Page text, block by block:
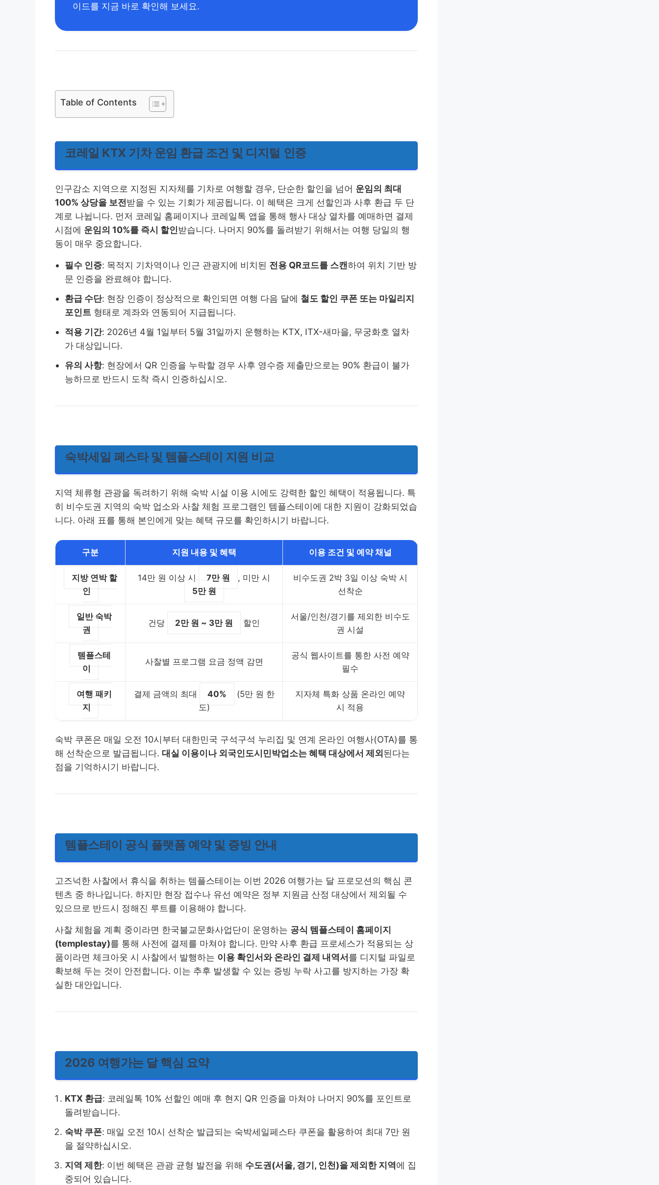
이드를 지금 바로 확인해 보세요.
Table of Contents
코레일 KTX 기차 운임 환급 조건 및 디지털 인증
인구감소 지역으로 지정된 지자체를 기차로 여행할 경우, 단순한 할인을 넘어 운임의 최대
100% 상당을 보전 받을 수 있는 기회가 제공됩니다. 이 혜택은 크게 선할인과 사후 환급 두 단
계로 나뉩니다. 먼저 코레일 홈페이지나 코레일톡 앱을 통해 행사 대상 열차를 예매하면 결제
시점에 운임의 10%를 즉시 할인받습니다. 나머지 90%를 돌려받기 위해서는 여행 당일의 행
동이 매우 중요합니다.
필수 인증: 목적지 기차역이나 인근 관광지에 비치된 전용 QR코드를 스캔하여 위치 기반 방
문 인증을 완료해야 합니다.
환급 수단: 현장 인증이 정상적으로 확인되면 여행 다음 달에 철도 할인 쿠폰 또는 마일리지
포인트 형태로 계좌와 연동되어 지급됩니다.
적용 기간: 2026년 4월 1일부터 5월 31일까지 운행하는 KTX, ITX-새마을, 무궁화호 열차
가 대상입니다.
유의 사항: 현장에서 QR 인증을 누락할 경우 사후 영수증 제출만으로는 90% 환급이 불가
능하므로 반드시 도착 즉시 인증하십시오.
숙박세일 페스타 및 템플스테이 지원 비교
지역 체류형 관광을 독려하기 위해 숙박 시설 이용 시에도 강력한 할인 혜택이 적용됩니다. 특
히 비수도권 지역의 숙박 업소와 사찰 체험 프로그램인 템플스테이에 대한 지원이 강화되었습
니다. 아래 표를 통해 본인에게 맞는 혜택 규모를 확인하시기 바랍니다.
구분 지원 내용 및 혜택 이용 조건 및 예약 채널
지방 연박 할
인
14만 원 이상 시 7만 원
, 미만 시
5만 원
비수도권 2박 3일 이상 숙박 시
선착순
일반 숙박
권
건당 2만 원 ~ 3만 원 할인
서울/인천/경기를 제외한 비수도
권 시설
템플스테
이
사찰별 프로그램 요금 정액 감면
공식 웹사이트를 통한 사전 예약
필수
여행 패키
지
결제 금액의 최대 40%
(5만 원 한
도)
지자체 특화 상품 온라인 예약
시 적용
숙박 쿠폰은 매일 오전 10시부터 대한민국 구석구석 누리집 및 연계 온라인 여행사(OTA)를 통
해 선착순으로 발급됩니다. 대실 이용이나 외국인도시민박업소는 혜택 대상에서 제외 된다는
점을 기억하시기 바랍니다.
템플스테이 공식 플랫폼 예약 및 증빙 안내
고즈넉한 사찰에서 휴식을 취하는 템플스테이는 이번 2026 여행가는 달 프로모션의 핵심 콘
텐츠 중 하나입니다. 하지만 현장 접수나 유선 예약은 정부 지원금 산정 대상에서 제외될 수
있으므로 반드시 정해진 루트를 이용해야 합니다.
사찰 체험을 계획 중이라면 한국불교문화사업단이 운영하는 공식 템플스테이 홈페이지
(templestay)를 통해 사전에 결제를 마쳐야 합니다. 만약 사후 환급 프로세스가 적용되는 상
품이라면 체크아웃 시 사찰에서 발행하는 이용 확인서와 온라인 결제 내역서 를 디지털 파일로
확보해 두는 것이 안전합니다. 이는 추후 발생할 수 있는 증빙 누락 사고를 방지하는 가장 확
실한 대안입니다.
2026 여행가는 달 핵심 요약
KTX 환급: 코레일톡 10% 선할인 예매 후 현지 QR 인증을 마쳐야 나머지 90%를 포인트로
돌려받습니다.
숙박 쿠폰: 매일 오전 10시 선착순 발급되는 숙박세일페스타 쿠폰을 활용하여 최대 7만 원
을 절약하십시오.
지역 제한: 이번 혜택은 관광 균형 발전을 위해 수도권(서울, 경기, 인천)을 제외한 지역 에 집
중되어 있습니다.